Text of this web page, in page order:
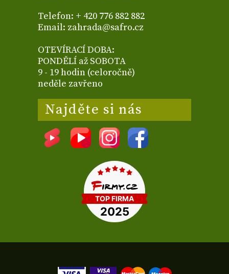
Telefon: + 420 776 882 882
Email: zahrada@safro.cz
OTEVÍRACÍ DOBA:
PONDĚLÍ až SOBOTA
9 - 19 hodin (celoročně)
neděle zavřeno
Najděte si nás